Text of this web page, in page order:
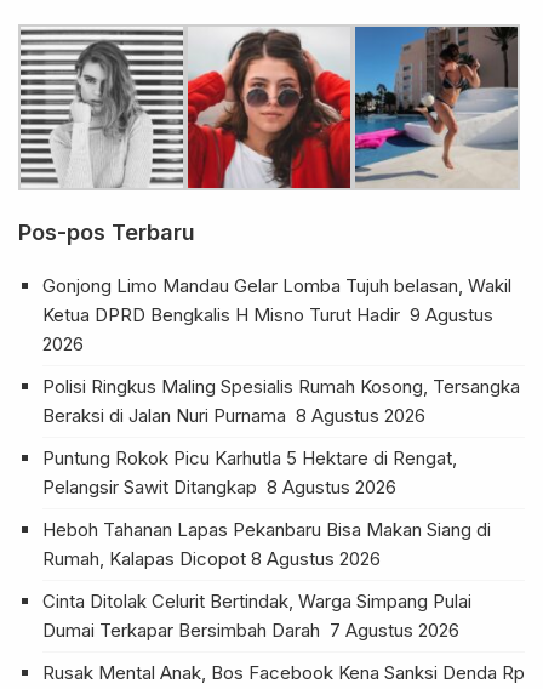
Pos-pos Terbaru
Gonjong Limo Mandau Gelar Lomba Tujuh belasan, Wakil
Ketua DPRD Bengkalis H Misno Turut Hadir 9 Agustus
2026
Polisi Ringkus Maling Spesialis Rumah Kosong, Tersangka
Beraksi di Jalan Nuri Purnama 8 Agustus 2026
Puntung Rokok Picu Karhutla 5 Hektare di Rengat,
Pelangsir Sawit Ditangkap 8 Agustus 2026
Heboh Tahanan Lapas Pekanbaru Bisa Makan Siang di
Rumah, Kalapas Dicopot 8 Agustus 2026
Cinta Ditolak Celurit Bertindak, Warga Simpang Pulai
Dumai Terkapar Bersimbah Darah 7 Agustus 2026
Rusak Mental Anak, Bos Facebook Kena Sanksi Denda Rp